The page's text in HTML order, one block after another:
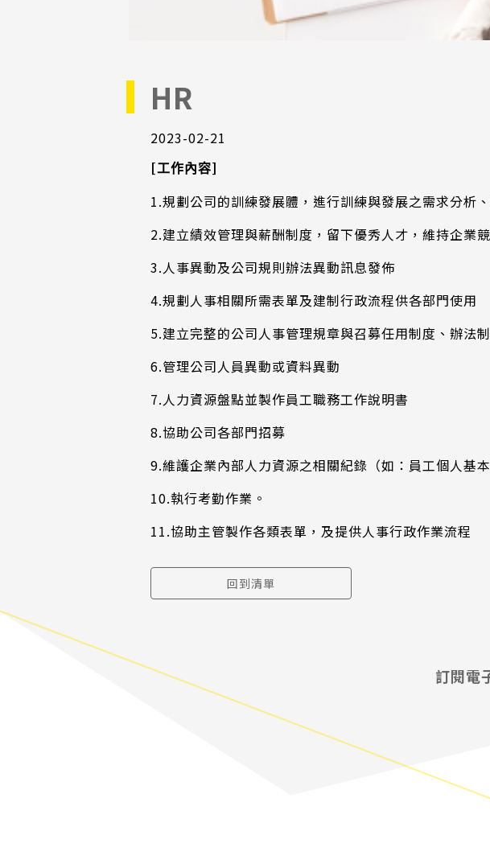
HR
2023-02-21
[工作內容]
1.規劃公司的訓練發展體，進行訓練與發展之需求分析
2.建立績效管理與薪酬制度，留下優秀人才，維持企業
3.人事異動及公司規則辦法異動訊息發佈
4.規劃人事相關所需表單及建制行政流程供各部門使用
5.建立完整的公司人事管理規章與召募任用制度、辦法
6.管理公司人員異動或資料異動
7.人力資源盤點並製作員工職務工作說明書
8.協助公司各部門招募
9.維護企業內部人力資源之相關紀錄（如：員工個人基
10.執行考勤作業。
11.協助主管製作各類表單，及提供人事行政作業流程
回到清單
訂閱電